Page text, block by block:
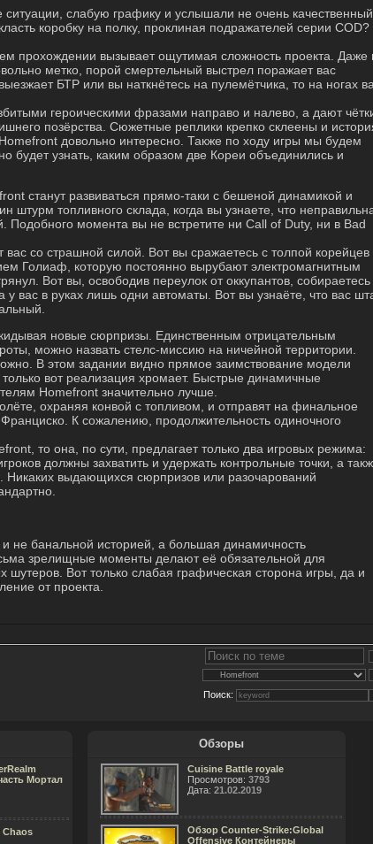
слабую графику и услышали не очень качественный
коробку на полку, проклиная подражателей серии COD?
прохождении вызывает ощутимая сложность проекта. Даже
метко, порой смертельный выстрел поражает вас
БТР или вы наткнётесь на пулемётчика, то на ногах
героическими фразами направо и налево, а дают
позёрства. Сюжетные реплики крепко склеены и
довольно интересно. Также по ходу игры мы будем
будет узнать, каким образом две Кореи объединились и
станут развиваться прямо-таки с бешеной динамикой и
штурм топливного склада, когда вы узнаете, что
Подобного момента вы не встретите ни Call of Duty, ни в Bad
со страшной силой. Вот вы сражаетесь с толпой корейцев
Голиаф, которую постоянно вырубают электромагнитным
Вот вы, освободив переулок от оккупантов, собираетесь
у вас в руках лишь одни автоматы. Вот вы узнаёте, что вас
новые сюрпризы. Единственным отрицательным
можно назвать стелс-миссию на ничейной территории.
В этом задании видно прямое заимствование модели
вот реализация хромает. Быстрые динамичные
Homefront значительно лучше.
охраняя конвой с топливом, и отправят на финальное
К сожалению, продолжительность одиночного
то она, по сути, предлагает только два игровых режима:
должны захватить и удержать контрольные точки, а
выдающихся сюрпризов или разочарований
не банальной историей, а большая динамичность
зрелищные моменты делают её обязательной для
Вот только слабая графическая сторона игры, да и
от проекта.
Поиск:
Мортал
Chaos
Обзоры
Cuisine Battle royale
Просмотров: 3793
Дата: 21.02.2019
Обзор Counter-Strike:Global
Offensive Контейнеры